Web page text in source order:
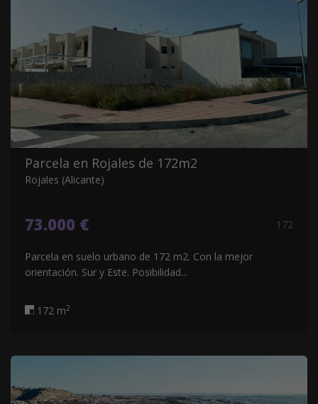
Parcela en Rojales de 172m2
Rojales (Alicante)
73.000 € 172
Parcela en suelo urbano de 172 m2. Con la mejor
orientación. Sur y Este. Posibilidad...
172 m2